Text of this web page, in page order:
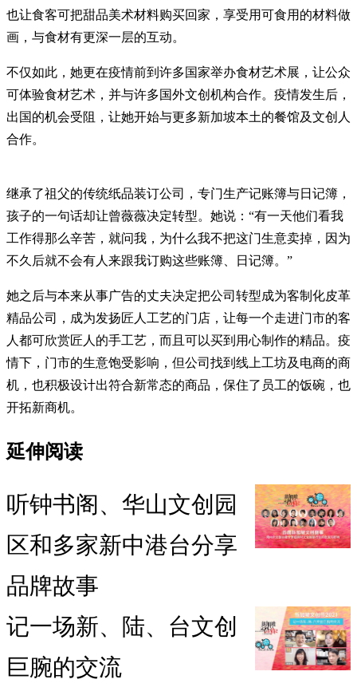
也让食客可把甜品美术材料购买回家，享受用可食用的材料做
画，与食材有更深一层的互动。
不仅如此，她更在疫情前到许多国家举办食材艺术展，让公众
可体验食材艺术，并与许多国外文创机构合作。疫情发生后，
出国的机会受阻，让她开始与更多新加坡本土的餐馆及文创人
合作。
继承了祖父的传统纸品装订公司，专门生产记账簿与日记簿，
孩子的一句话却让曾薇薇决定转型。她说：“有一天他们看我
工作得那么辛苦，就问我，为什么我不把这门生意卖掉，因为
不久后就不会有人来跟我订购这些账簿、日记簿。”
她之后与本来从事广告的丈夫决定把公司转型成为客制化皮革
精品公司，成为发扬匠人工艺的门店，让每一个走进门市的客
人都可欣赏匠人的手工艺，而且可以买到用心制作的精品。疫
情下，门市的生意饱受影响，但公司找到线上工坊及电商的商
机，也积极设计出符合新常态的商品，保住了员工的饭碗，也
开拓新商机。
延伸阅读
听钟书阁、华山文创园
区和多家新中港台分享
品牌故事
记一场新、陆、台文创
巨腕的交流